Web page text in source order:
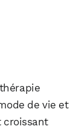
de vie et
croissant